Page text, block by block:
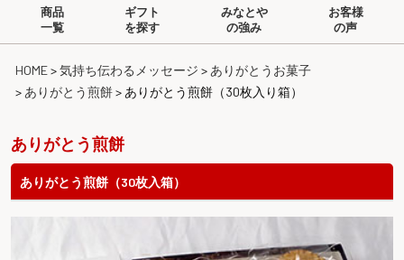
商品
一覧
ギフト
を探す
みなとや
の強み
お客様
の声
HOME 気持ち伝わるメッセージ
ありがとうお菓子
ありがとう煎餅
ありがとう煎餅（30枚入り箱）
ありがとう煎餅
ありがとう煎餅（30枚入箱）